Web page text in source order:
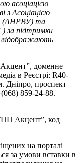
асоціацією
з Асоціацією
(АНРВУ) та
за підтримки
відображають
доменне
в Реєстрі: R40-
Дніпро, проспект
859-24-88.
Акцент”, код
на порталі
за умови вставки в